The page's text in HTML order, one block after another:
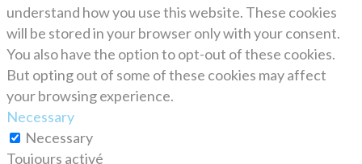
understand how you use this website. These cookies
will be stored in your browser only with your consent.
You also have the option to opt-out of these cookies.
But opting out of some of these cookies may affect
your browsing experience.
Necessary
Necessary
Toujours activé